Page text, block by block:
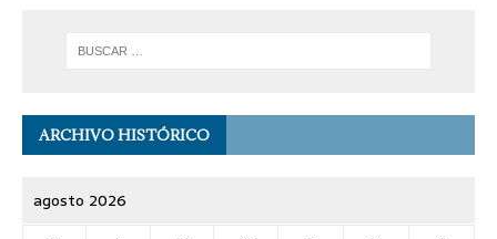
ARCHIVO HISTÓRICO
agosto 2026